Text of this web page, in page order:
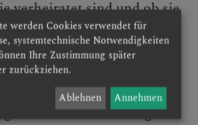
verheiratet sind und ob sie
Ansuchens wird dem
ein Antragsformular
muss genau ausgefüllt
dazu werden benötigt:
werden Cookies verwendet für
systemtechnische Notwendigkeiten
Ihre Zustimmung später
zurückziehen.
Ablehnen Annehmen